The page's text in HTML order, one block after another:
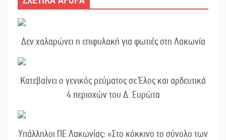
Δεν χαλαρώνει η επιφυλακή για φωτιές στη Λακωνία
Κατεβαίνει ο γενικός ρεύματος σε Έλος και αρδευτικά
4 περιοχών του Δ. Ευρώτα
Υπάλληλοι ΠΕ Λακωνίας: «Στο κόκκινο το σύνολο των